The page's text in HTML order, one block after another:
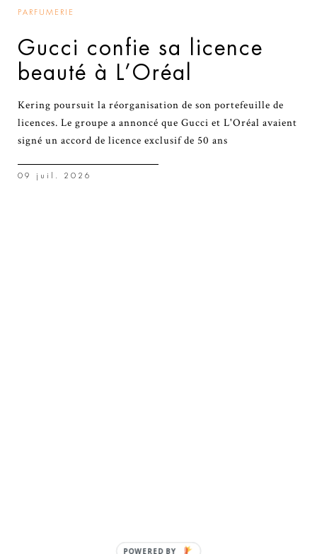
PARFUMERIE
Gucci confie sa licence
beauté à L’Oréal
Kering poursuit la réorganisation de son portefeuille de
licences. Le groupe a annoncé que Gucci et L'Oréal avaient
signé un accord de licence exclusif de 50 ans
09 juil. 2026